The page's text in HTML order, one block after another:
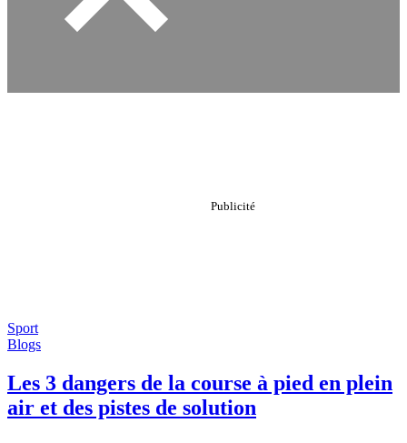
Sport
Blogs
Les 3 dangers de la course à pied en plein
air et des pistes de solution